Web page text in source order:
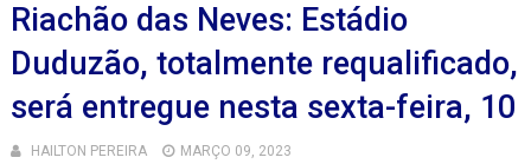
Riachão das Neves: Estádio
Duduzão, totalmente requalificado,
será entregue nesta sexta-feira, 10
HAILTON PEREIRA MARÇO 09, 2023